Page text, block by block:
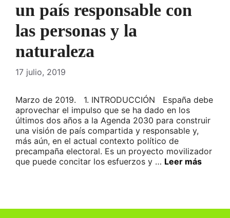
un país responsable con
las personas y la
naturaleza
17 julio, 2019
Marzo de 2019. 1. INTRODUCCIÓN España debe
aprovechar el impulso que se ha dado en los
últimos dos años a la Agenda 2030 para construir
una visión de país compartida y responsable y,
más aún, en el actual contexto político de
precampaña electoral. Es un proyecto movilizador
que puede concitar los esfuerzos y … Leer más